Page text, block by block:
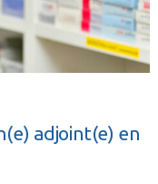
adjoint(e) en